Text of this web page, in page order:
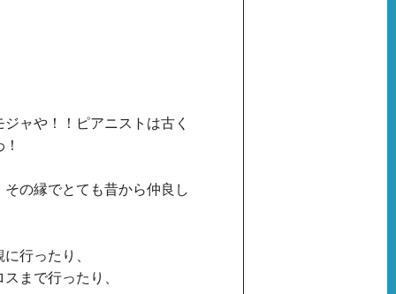
ャや！！ピアニストは古く
の縁でとても昔から仲良し
行ったり、
まで行ったり、